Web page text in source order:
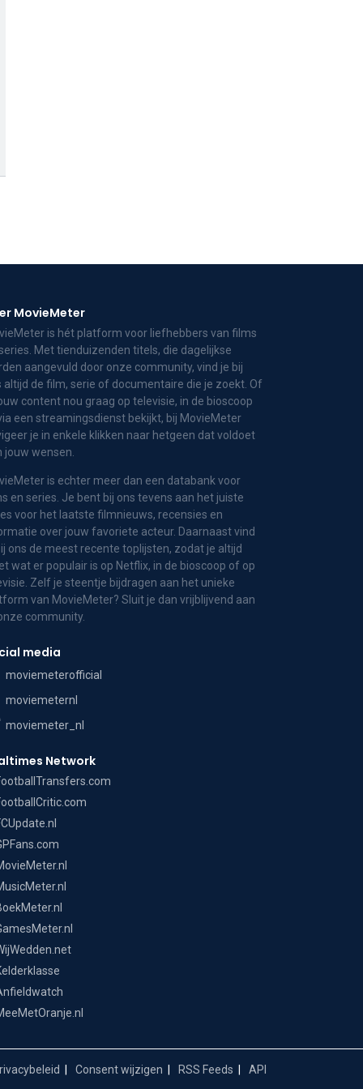
MovieMeter
is hét platform voor liefhebbers van films
Met tienduizenden titels, die dagelijkse
aangevuld door onze community, vind je bij
altijd de film, serie of documentaire die je zoekt. Of
content nou graag op televisie, in de bioscoop
een streamingsdienst bekijkt, bij MovieMeter
je in enkele klikken naar hetgeen dat voldoet
jouw wensen.
is echter meer dan een databank voor
en series. Je bent bij ons tevens aan het juiste
voor het laatste filmnieuws, recensies en
over jouw favoriete acteur. Daarnaast vind
ons de meest recente toplijsten, zodat je altijd
wat er populair is op Netflix, in de bioscoop of op
Zelf je steentje bijdragen aan het unieke
van MovieMeter? Sluit je dan vrijblijvend aan
community.
media
moviemeterofficial
moviemeternl
moviemeter_nl
Network
Consent wijzigen RSS Feeds API